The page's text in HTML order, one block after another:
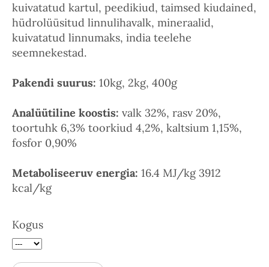
kuivatatud kartul, peedikiud, taimsed kiudained,
hüdrolüüsitud linnulihavalk, mineraalid,
kuivatatud linnumaks, india teelehe
seemnekestad.
Pakendi suurus: 10kg, 2kg, 400g
Analüütiline koostis: valk 32%, rasv 20%,
toortuhk 6,3% toorkiud 4,2%, kaltsium 1,15%,
fosfor 0,90%
Metaboliseeruv energia: 16.4 MJ/kg 3912
kcal/kg
Kogus